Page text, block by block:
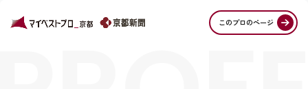
このプロのページ